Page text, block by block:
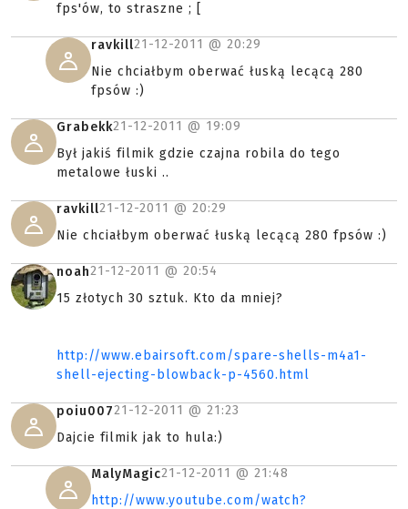
fps'ów, to straszne ; [
ravkill21-12-2011 @ 20:29
Nie chciałbym oberwać łuską lecącą 280
fpsów :)
Grabekk21-12-2011 @ 19:09
Był jakiś filmik gdzie czajna robila do tego
metalowe łuski ..
ravkill21-12-2011 @ 20:29
Nie chciałbym oberwać łuską lecącą 280 fpsów :)
noah21-12-2011 @ 20:54
15 złotych 30 sztuk. Kto da mniej?
http://www.ebairsoft.com/spare-shells-m4a1-
shell-ejecting-blowback-p-4560.html
poiu00721-12-2011 @ 21:23
Dajcie filmik jak to hula:)
MalyMagic21-12-2011 @ 21:48
http://www.youtube.com/watch?